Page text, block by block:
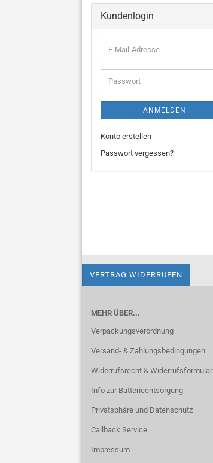
Kundenlogin
E-
Mail-
Adresse
Passwort
ANMELDEN
Konto erstellen
Passwort vergessen?
VERTRAG WIDERRUFEN
MEHR ÜBER...
Verpackungsverordnung
Versand- & Zahlungsbedingungen
Widerrufsrecht & Widerrufsformular
Info zur Batterieentsorgung
Privatsphäre und Datenschutz
Callback Service
Impressum